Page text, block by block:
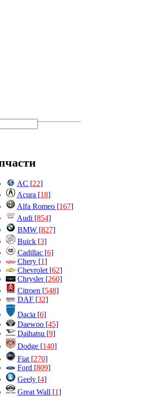
AC [22]
Acura [18]
Alfa Romeo [167]
Audi [854]
BMW [827]
Buick [3]
Cadillac [6]
Chery [1]
Chevrolet [62]
Chrysler [260]
Citroen [548]
DAF [32]
Dacia [6]
Daewoo [45]
Daihatsu [9]
Dodge [140]
Fiat [270]
Ford [809]
Geely [4]
Great Wall [1]